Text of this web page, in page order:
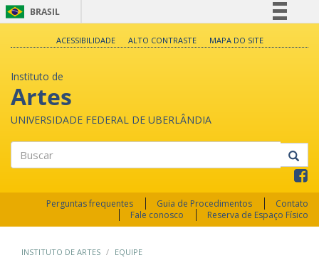
BRASIL
Legislação
Canais
ACESSIBILIDADE ALTO CONTRASTE MAPA DO SITE
Instituto de
Artes
UNIVERSIDADE FEDERAL DE UBERLÂNDIA
Perguntas frequentes Guia de Procedimentos
Contato
Fale conosco
Reserva de Espaço Físico
INSTITUTO DE ARTES EQUIPE